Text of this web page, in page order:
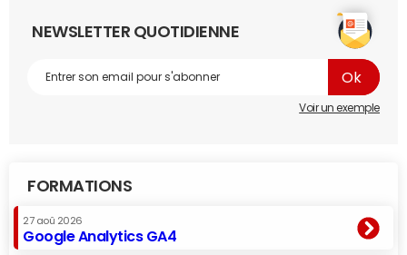
NEWSLETTER QUOTIDIENNE
Voir un exemple
FORMATIONS
27 aoû 2026
Google Analytics GA4